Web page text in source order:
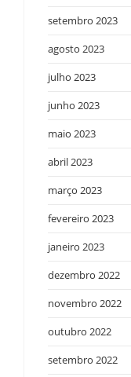
setembro 2023
agosto 2023
julho 2023
junho 2023
maio 2023
abril 2023
março 2023
fevereiro 2023
janeiro 2023
dezembro 2022
novembro 2022
outubro 2022
setembro 2022